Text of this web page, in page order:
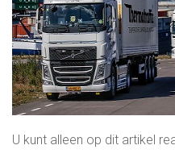
U kunt alleen op dit artikel